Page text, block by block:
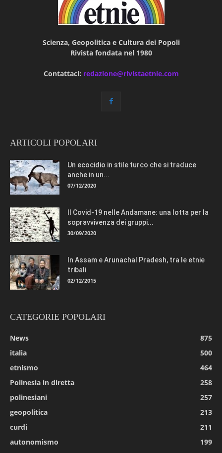
Scienza, Geopolitica e Cultura dei Popoli
Rivista fondata nel 1980
Contattaci: redazione@rivistaetnie.com
ARTICOLI POPOLARI
Un ecocidio in stile turco che si traduce
anche in un...
07/12/2020
Il Covid-19 nelle Andamane: una lotta per la
sopravvivenza dei gruppi...
30/09/2020
In Assam e Arunachal Pradesh, tra le etnie
tribali
02/12/2015
CATEGORIE POPOLARI
News
875
italia
500
etnismo
464
Polinesia in diretta
258
polinesiani
257
geopolitica
213
curdi
211
autonomismo
199